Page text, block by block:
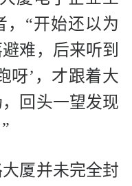
，“开始还以为
难，后来听到
呀’，才跟着大
回头一望发现
厦并未完全封